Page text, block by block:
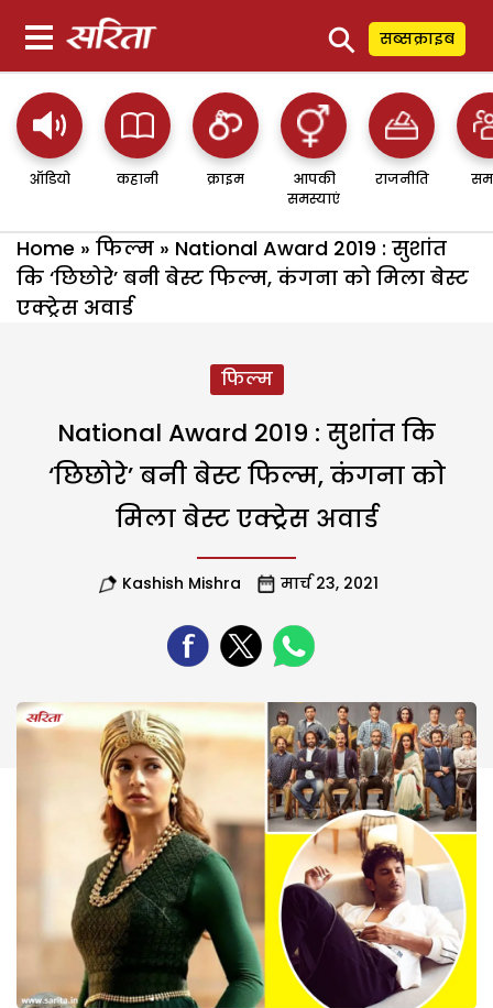
⚲ सब्सक्राइब
ऑडियो कहानी क्राइम
आपकी
समस्याएं
राजनीति
Home » फिल्म » National Award 2019 : सुशांत
कि ‘छिछोरे’ बनी बेस्ट फिल्म, कंगना को मिला बेस्ट
एक्ट्रेस अवार्ड
फिल्म
National Award 2019 : सुशांत कि
‘छिछोरे’ बनी बेस्ट फिल्म, कंगना को
मिला बेस्ट एक्ट्रेस अवार्ड
Kashish Mishra मार्च 23, 2021